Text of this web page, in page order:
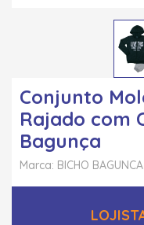
Conjunto
Rajado com
Bagunça
Marca: BICHO BAGUNCA